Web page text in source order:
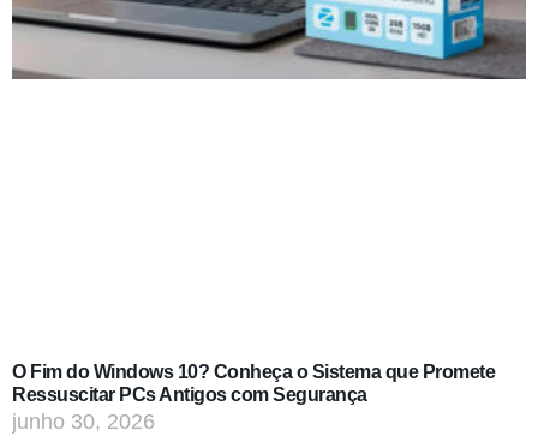
O Fim do Windows 10? Conheça o Sistema que Promete
Ressuscitar PCs Antigos com Segurança
junho 30, 2026